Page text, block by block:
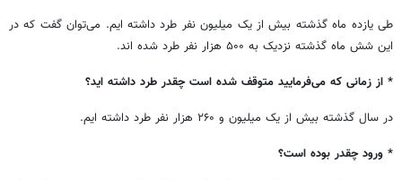
طی یازده ماه گذشته بیش از یک میلیون نفر طرد داشته ایم. می‌توان گفت که در
این شش ماه گذشته نزدیک به ۵۰۰ هزار نفر طرد شده اند.
* از زمانی که می‌فرمایید متوقف شده است چقدر طرد داشته اید؟
در سال گذشته بیش از یک میلیون و ۲۶۰ هزار نفر طرد داشته ایم.
* ورود چقدر بوده است؟